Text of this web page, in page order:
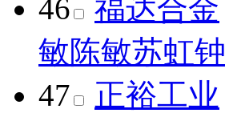
46
福达合金
敏陈敏苏虹
47
正裕工业